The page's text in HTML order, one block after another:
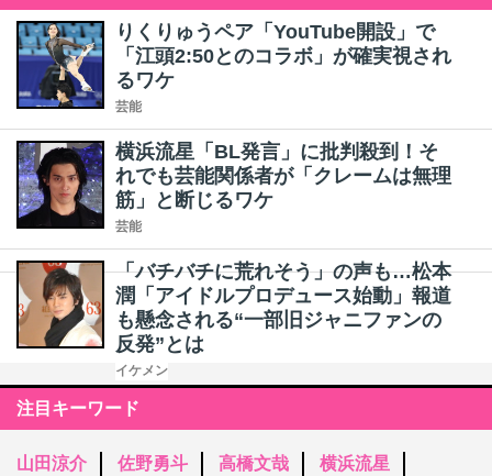
りくりゅうペア「YouTube開設」で
「江頭2:50とのコラボ」が確実視され
るワケ
芸能
横浜流星「BL発言」に批判殺到！そ
れでも芸能関係者が「クレームは無理
筋」と断じるワケ
芸能
「バチバチに荒れそう」の声も…松本
潤「アイドルプロデュース始動」報道
も懸念される“一部旧ジャニファンの
反発”とは
イケメン
注目キーワード
山田涼介 佐野勇斗 高橋文哉
横浜流星